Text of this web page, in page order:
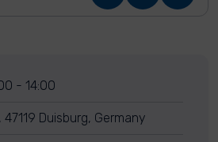
- 14:00
47119 Duisburg, Germany